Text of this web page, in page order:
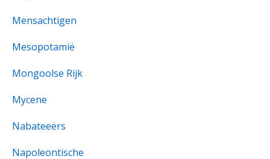
Mensachtigen
Mesopotamië
Mongoolse Rijk
Mycene
Nabateeërs
Napoleontische